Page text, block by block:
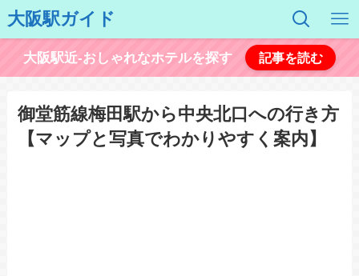
大阪駅ガイド
大阪駅近-おしゃれなホテルを探す 記事を読む
御堂筋線梅田駅から中央北口への行き方
【マップと写真でわかりやすく案内】